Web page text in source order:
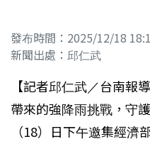
發布時間：2025/12/18
新聞出處：邱仁武
【記者邱仁武／台南報
帶來的強降雨挑戰，守
（18）日下午邀集經